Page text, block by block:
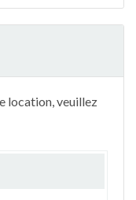
location, veuillez